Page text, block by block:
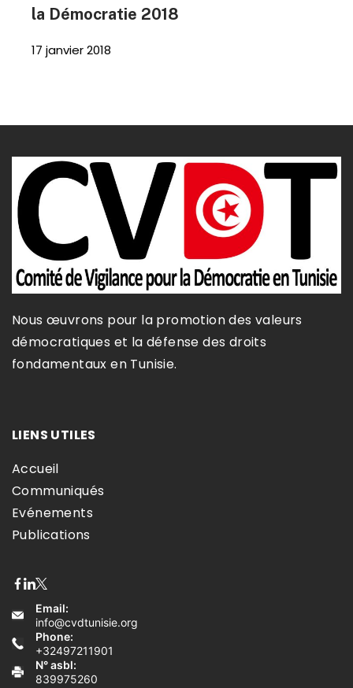
la Démocratie 2018
17 janvier 2018
Nous œuvrons pour la promotion des valeurs
démocratiques et la défense des droits
fondamentaux en Tunisie.​
LIENS UTILES
Accueil
Communiqués
Evénements
Publications
Email:
info@cvdtunisie.org
Phone:
+32497211901
N° asbl:
839975260